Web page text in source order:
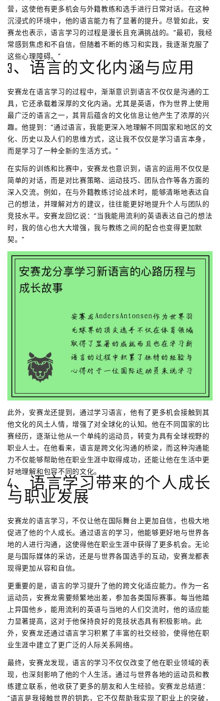
营，这使他有更多机会与外籍教练和选手进行日常对话。在这种
沉浸式的环境中，他的语言能力有了显著的提升。尽管如此，安
赛龙也表示，语言学习的过程是漫长且充满挑战的。“最初，我经
常感到焦虑和不自信，但随着不断的练习和实践，我逐渐克服了
这些心理障碍。”
3、语言的文化内涵与应用
安赛龙在语言学习的过程中，渐渐意识到语言不仅仅是沟通的工
具，它还承载着深厚的文化内涵。尤其是英语，作为世界上使用
最广泛的语言之一，其背后蕴含的文化信息让他产生了浓厚的兴
趣。他提到：“通过语言，我能更深入地理解不同国家和地区的文
化、历史以及人们的思维方式，这让我不仅仅是学习语言本身，
而是学习了一种全新的生活方式。”
在实际的训练和比赛中，安赛龙也意识到，语言的运用不仅仅是
简单的对话，而是对比赛策略、运动技巧、团队合作等各方面的
深入交流。例如，在与外籍教练讨论战术时，能够清晰地表达自
己的想法，并理解对方的建议，往往能更好地提升个人与团队的
竞技水平。安赛龙回忆说：“当我能用流利的英语表达自己的想法
时，我的信心也大大增强，我与教练之间的配合也变得更加默
契。”
此外，安赛龙还提到，通过学习语言，他有了更多机会接触到其
他文化的风土人情，增强了对全球化的认知。他在不同国家的比
赛经历，逐渐让他从一个单纯的运动员，转变为具有全球视野的
职业人士。在他看来，语言是跨文化沟通的桥梁，而这种沟通能
力不仅能够帮助他在职业生涯中取得成功，还能让他在生活中更
好地理解和包容不同的文化。
4、语言学习带来的个人成长
与职业发展
安赛龙的语言学习，不仅让他在国际舞台上更加自信，也极大地
促进了他的个人成长。通过语言的学习，他能够更好地与世界各
地的人进行沟通，这使得他在职业生涯中获得了更多机会。无论
是与国际媒体的采访，还是与世界各国选手的互动，安赛龙都表
现得更加从容和自信。
更重要的是，语言的学习提升了他的跨文化适应能力。作为一名
运动员，安赛龙需要频繁地出差，参加各类国际赛事。每当他踏
上异国他乡，能用流利的英语与当地的人们交流时，他的适应能
力显著提高，这对于他保持良好的竞技状态具有积极影响。此
外，安赛龙还通过语言学习积累了丰富的社交经验，使得他在职
业生涯中建立了更广泛的人际关系网络。
最终，安赛龙发现，语言的学习不仅仅改变了他在职业领域的表
现，也深刻影响了他的个人生活。通过与世界各地的运动员和教
练建立联系，他收获了更多的朋友和人生经验。安赛龙总结道：
“语言是我接触世界的钥匙，它不仅帮助我实现了职业上的突破，